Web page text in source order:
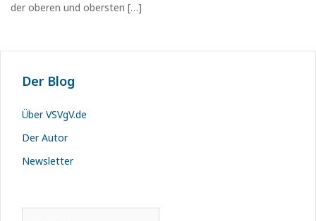
der oberen und obersten […]
Der Blog
Über VSVgV.de
Der Autor
Newsletter